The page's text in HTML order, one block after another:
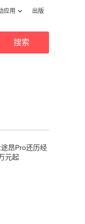
应用 出版
昂Pro还历经
元起